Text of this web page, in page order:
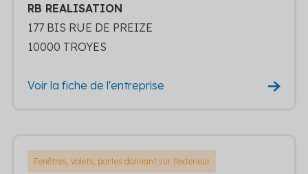
RB REALISATION
177 BIS RUE DE PREIZE
10000 TROYES
Voir la fiche de l'entreprise
Fenêtres, volets, portes donnant sur l'exterieur